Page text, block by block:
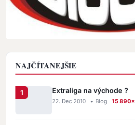
NAJČÍTANEJŠIE
Extraliga na východe ?
22. Dec 2010 • Blog 15 890×